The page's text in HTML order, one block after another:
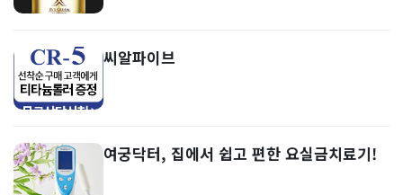
씨알파이브
여궁닥터, 집에서 쉽고 편한 요실금치료기!